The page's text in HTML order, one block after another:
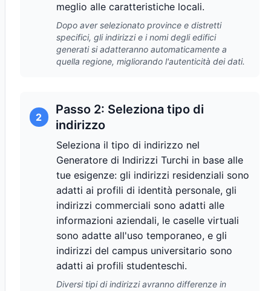
meglio alle caratteristiche locali.
Dopo aver selezionato province e distretti
specifici, gli indirizzi e i nomi degli edifici
generati si adatteranno automaticamente a
quella regione, migliorando l'autenticità dei dati.
2
Passo 2: Seleziona tipo di
indirizzo
Seleziona il tipo di indirizzo nel
Generatore di Indirizzi Turchi in base alle
tue esigenze: gli indirizzi residenziali sono
adatti ai profili di identità personale, gli
indirizzi commerciali sono adatti alle
informazioni aziendali, le caselle virtuali
sono adatte all'uso temporaneo, e gli
indirizzi del campus universitario sono
adatti ai profili studenteschi.
Diversi tipi di indirizzi avranno differenze in